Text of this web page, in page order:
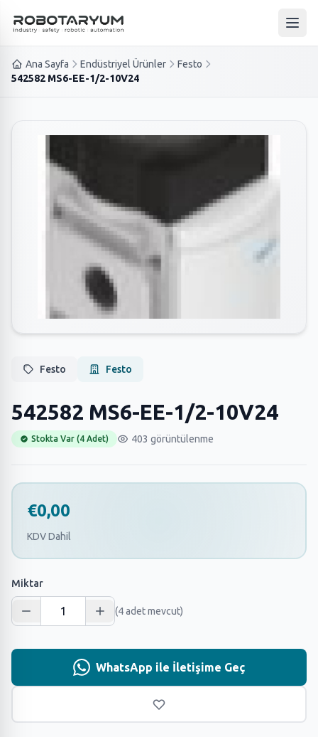
Ana içeriğe geç
Ana
Ana Sayfa Endüstriyel Ürünler
Festo
542582 MS6-EE-1/2-10V24
Festo Festo
542582 MS6-EE-1/2-10V24
Stokta Var (4 Adet) 403 görüntülenme
€0,00
KDV Dahil
Miktar
(4 adet mevcut)
WhatsApp ile İletişime Geç